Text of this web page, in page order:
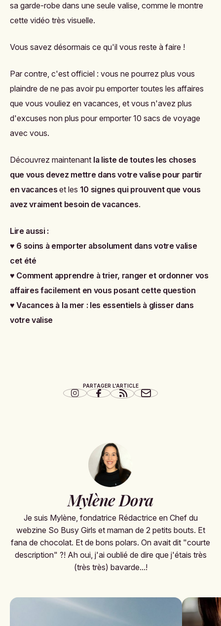
sa garde-robe dans une seule valise, comme le montre
cette vidéo très visuelle.
Vous savez désormais ce qu'il vous reste à faire !
Par contre, c'est officiel : vous ne pourrez plus vous
plaindre de ne pas avoir pu emporter toutes les affaires
que vous vouliez en vacances, et vous n'avez plus
d'excuses non plus pour emporter 10 sacs de voyage
avec vous.
Découvrez maintenant la liste de toutes les choses
que vous devez mettre dans votre valise pour partir
en vacances et les 10 signes qui prouvent que vous
avez vraiment besoin de vacances.
Lire aussi :
♥ 6 soins à emporter absolument dans votre valise
cet été
♥ Comment apprendre à trier, ranger et ordonner vos
affaires facilement en vous posant cette question
♥Vacances à la mer : les essentiels à glisser dans
votre valise
PARTAGER L'ARTICLE
Mylène Dora
Je suis Mylène, fondatrice Rédactrice en Chef du
webzine So Busy Girls et maman de 2 petits bouts. Et
fana de chocolat. Et de bons polars. On avait dit "courte
description" ?! Ah oui, j'ai oublié de dire que j'étais très
(très très) bavarde...!